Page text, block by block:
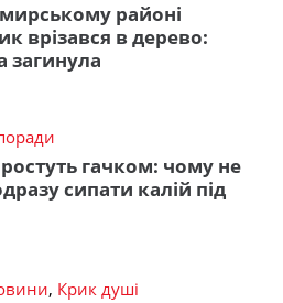
районі
врізався в дерево:
загинула
гачком: чому не
сипати калій під
, Крик душі